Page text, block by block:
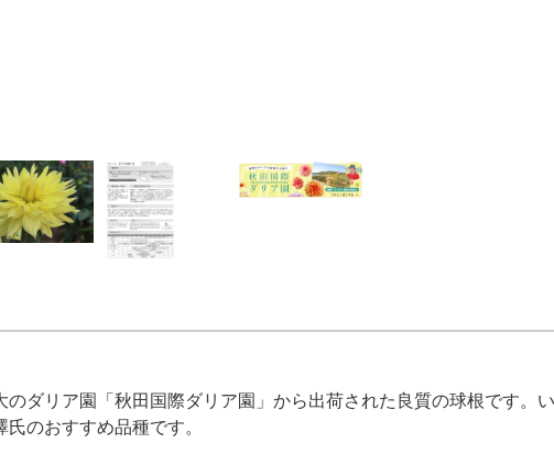
のダリア園「秋田国際ダリア園」から出荷された良質の球根です。
氏のおすすめ品種です。